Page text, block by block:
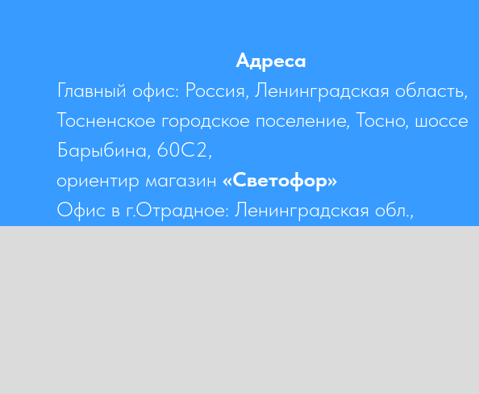
Адреса
Главный офис: Россия, Ленинградская область,
Тосненское городское поселение, Тосно, шоссе
Барыбина, 60C2,
ориентир магазин «Светофор»
Офис в г.Отрадное: Ленинградская обл.,